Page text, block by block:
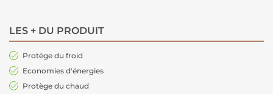
LES + DU PRODUIT
Protège du froid
Economies d'énergies
Protège du chaud